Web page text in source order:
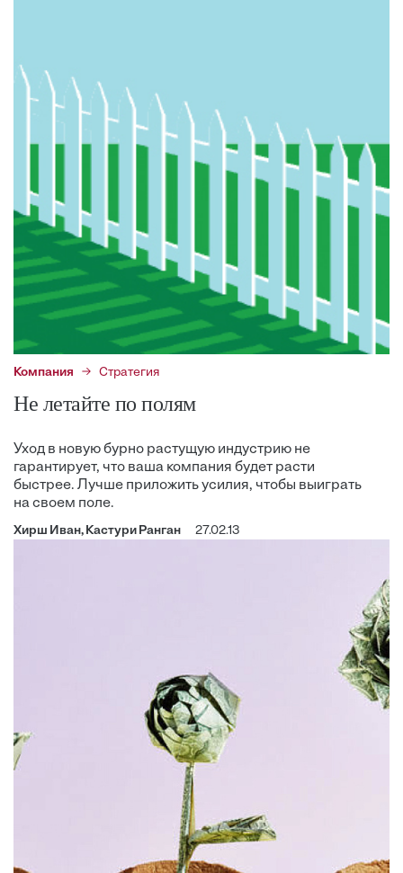
Компания Стратегия
Не летайте по полям
Уход в новую бурно растущую индустрию не
гарантирует, что ваша компания будет расти
быстрее. Лучше приложить усилия, чтобы выиграть
на своем поле.
Хирш Иван, Кастури Ранган 27.02.13